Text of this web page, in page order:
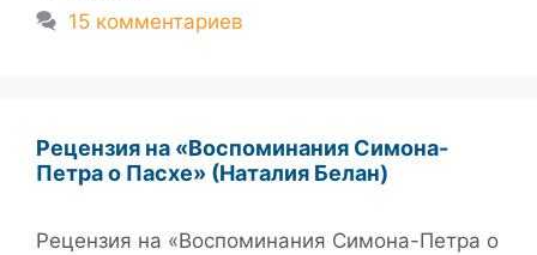
15 комментариев
Рецензия на «Воспоминания Симона-
Петра о Пасхе» (Наталия Белан)
Рецензия на «Воспоминания Симона-Петра о